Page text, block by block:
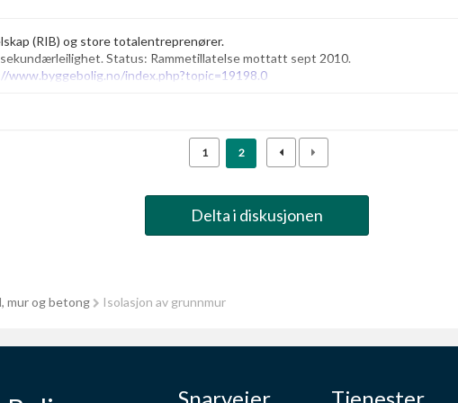
(RIB) og store totalentreprenører.
sekundærleilighet. Status: Rammetillatelse mottatt sept 2010.
www.byggebolig.no/index.php?topic=19198.0
1 2
Delta i diskusjonen
mur og betong Isolasjon av grunnmur